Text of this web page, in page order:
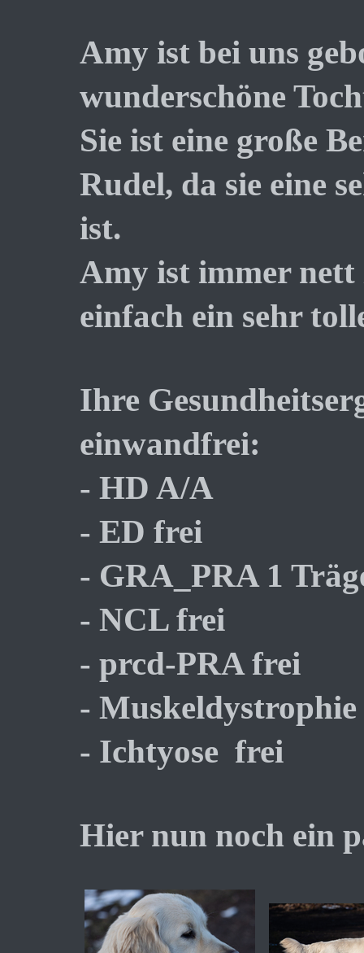
Amy ist bei uns
wunderschöne
Sie ist eine große
Rudel, da sie eine
ist.
Amy ist immer nett
einfach ein sehr
Ihre
einwandfrei:
- HD A/A
- ED frei
- GRA_PRA 1
- NCL frei
- prcd-PRA frei
-
- Ichtyose frei
Hier nun noch ein